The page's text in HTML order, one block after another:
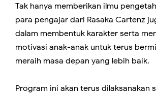
Tak hanya memberikan ilmu
para pengajar dari Rasaka Cartenz
dalam membentuk karakter serta
motivasi anak-anak untuk terus
meraih masa depan yang lebih baik.
Program ini akan terus dilaksanakan